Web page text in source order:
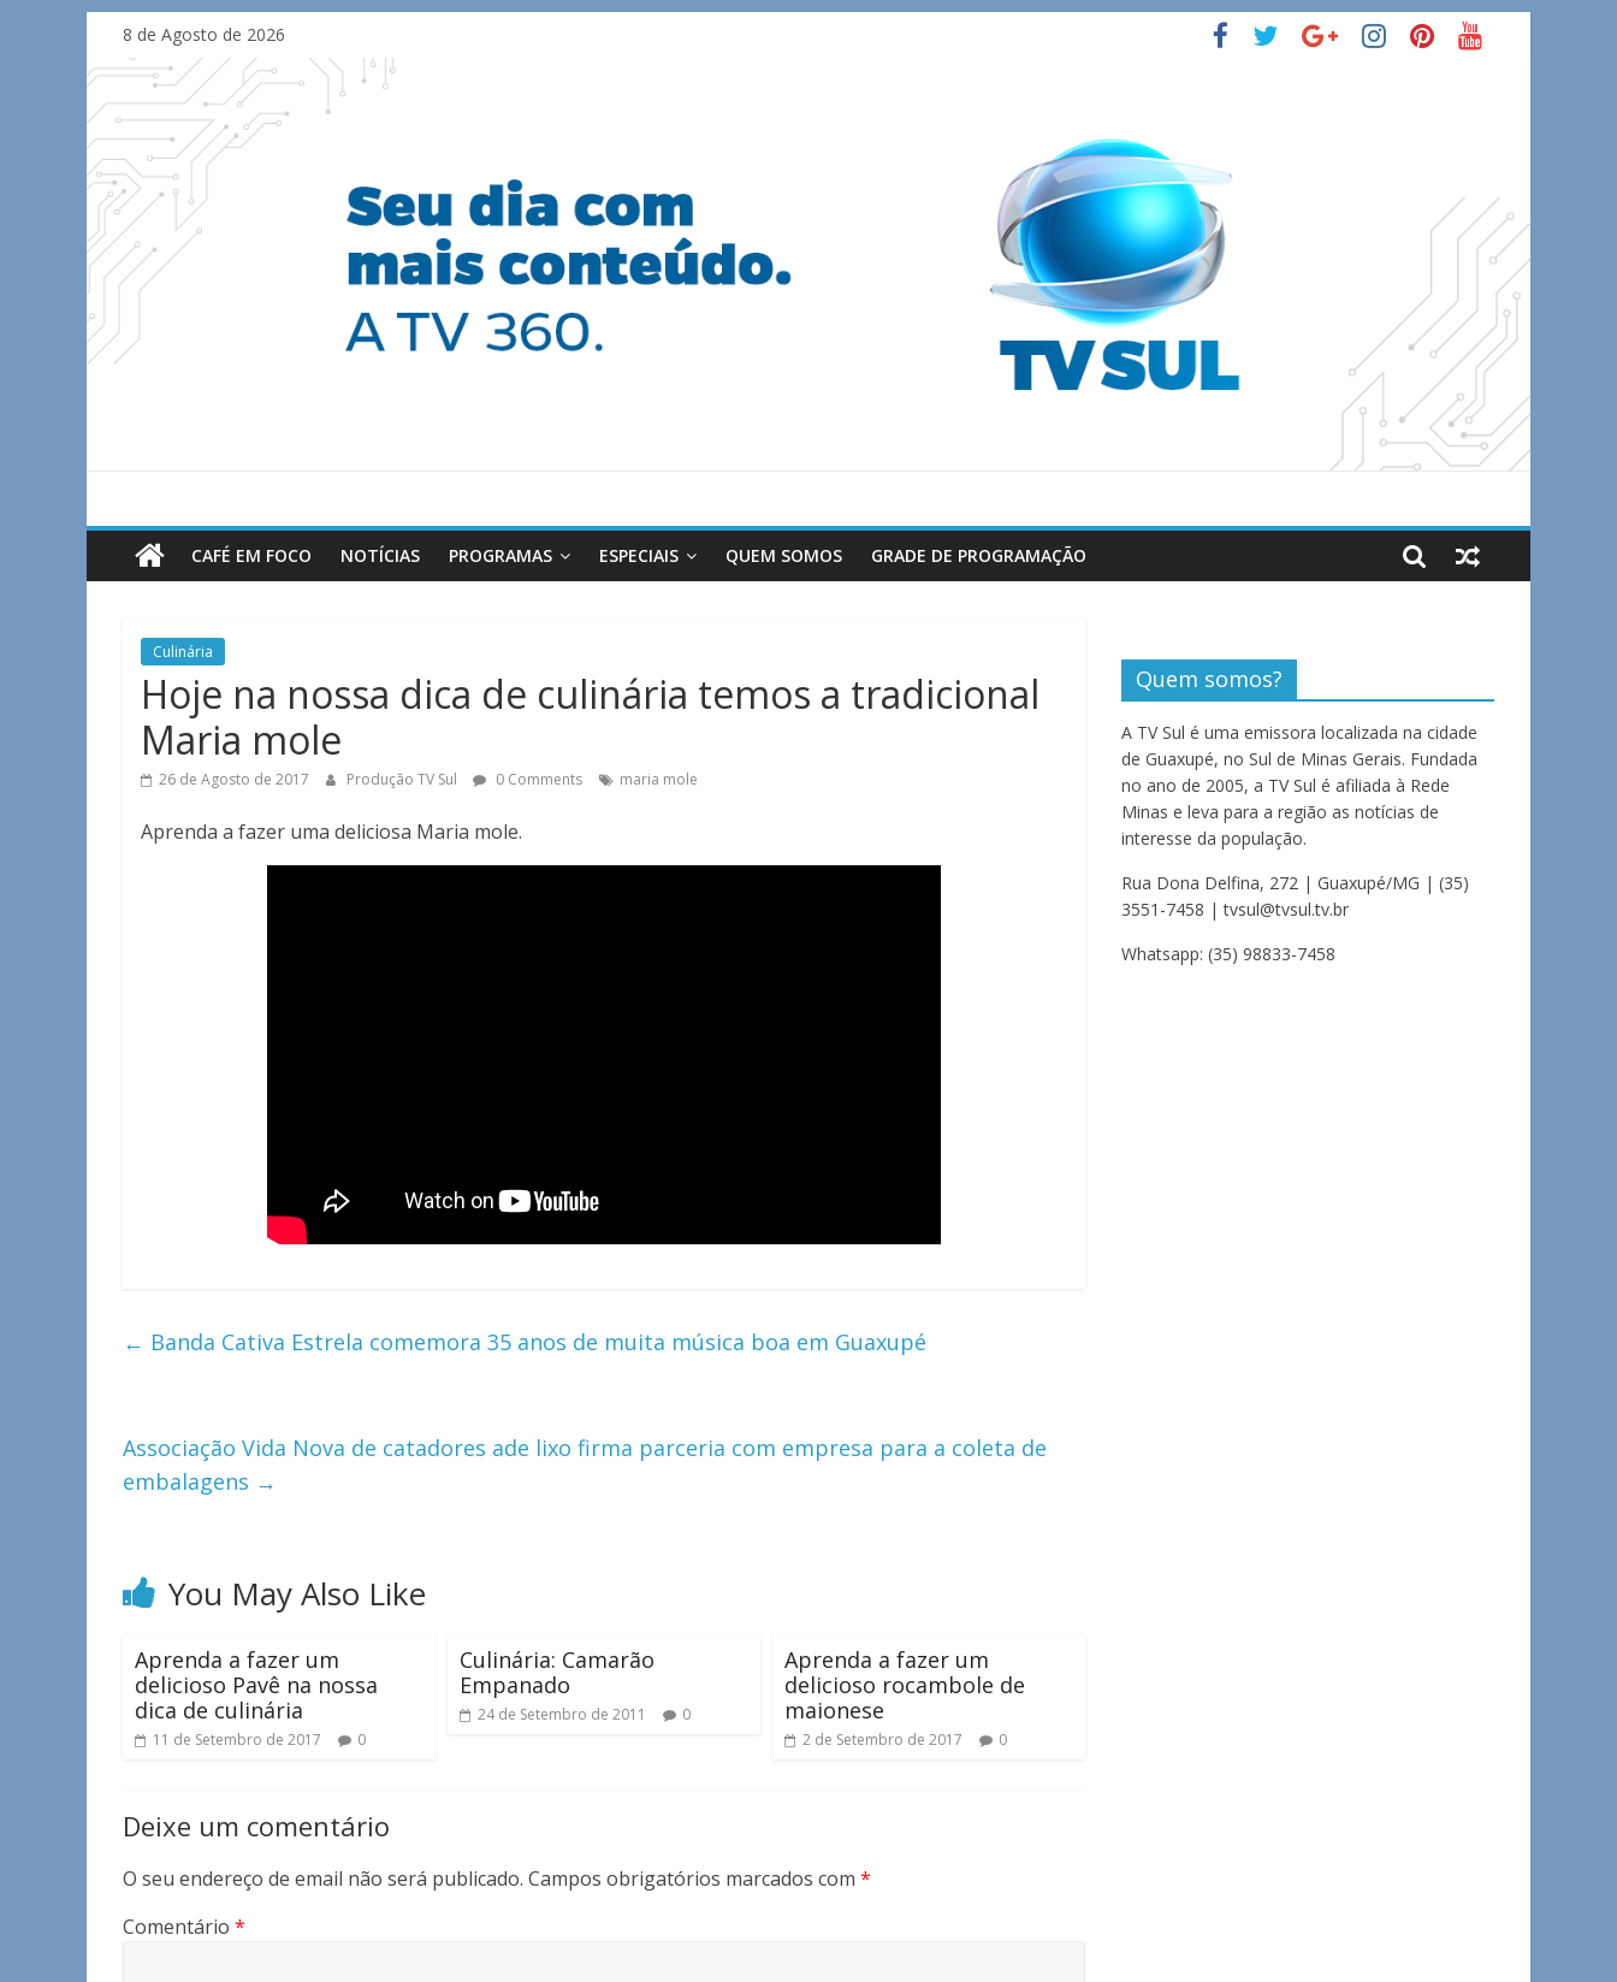
content
8 de Agosto de 2026
TV
Sul
Notícias
de
Guaxupé
região.
CAFÉ EM FOCO NOTÍCIAS PROGRAMAS ESPECIAIS QUEM SOMOS GRADE DE PROGRAMAÇÃO
Culinária
Hoje na nossa dica de culinária temos a tradicional
Maria mole
26 de Agosto de 2017 Produção TV Sul 0 Comments maria mole
Aprenda a fazer uma deliciosa Maria mole.
← Banda Cativa Estrela comemora 35 anos de muita música boa em Guaxupé
Associação Vida Nova de catadores ade lixo firma parceria com empresa para a coleta de
embalagens →
You May Also Like
Aprenda a fazer um
delicioso Pavê na nossa
dica de culinária
11 de Setembro de 2017 0
Culinária: Camarão
Empanado
24 de Setembro de 2011 0
Aprenda a fazer um
delicioso rocambole de
maionese
2 de Setembro de 2017 0
Deixe um comentário
O seu endereço de email não será publicado. Campos obrigatórios marcados com *
Comentário *
Quem somos?
A TV Sul é uma emissora localizada na cidade
de Guaxupé, no Sul de Minas Gerais. Fundada
no ano de 2005, a TV Sul é afiliada à Rede
Minas e leva para a região as notícias de
interesse da população.
Rua Dona Delfina, 272 | Guaxupé/MG | (35)
3551-7458 | tvsul@tvsul.tv.br
Whatsapp: (35) 98833-7458